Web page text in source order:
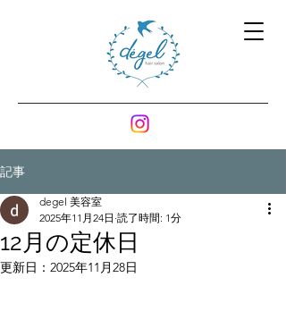
記事
12月の定休日
degel 美容室
2025年11月24日 読了時間: 1分
更新日： 2025年11月28日